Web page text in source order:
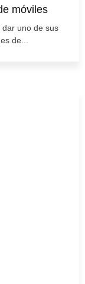
móviles
uno de sus
de...